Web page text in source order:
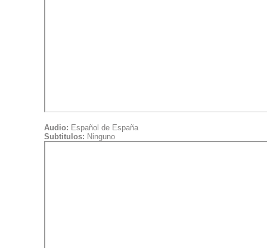
Audio: Español de España
Subtitulos: Ninguno